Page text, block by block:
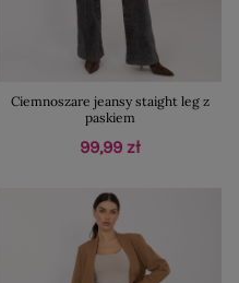
Ciemnoszare jeansy staight leg z
paskiem
99,99 zł